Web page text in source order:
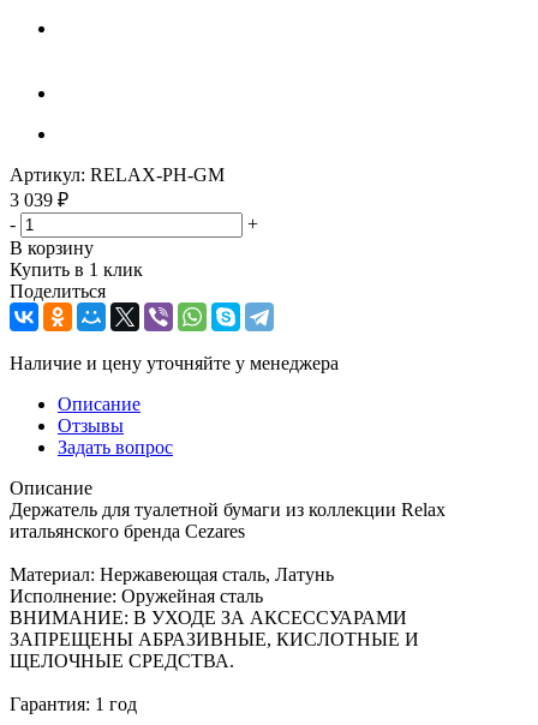
Артикул: RELAX-PH-GM
3 039 ₽
-
+
В корзину
Купить в 1 клик
Поделиться
Наличие и цену уточняйте у менеджера
Описание
Отзывы
Задать вопрос
Описание
Держатель для туалетной бумаги из коллекции Relax
итальянского бренда Cezares
Материал: Нержавеющая сталь, Латунь
Исполнение: Оружейная сталь
ВНИМАНИЕ: В УХОДЕ ЗА АКСЕССУАРАМИ
ЗАПРЕЩЕНЫ АБРАЗИВНЫЕ, КИСЛОТНЫЕ И
ЩЕЛОЧНЫЕ СРЕДСТВА.
Гарантия: 1 год